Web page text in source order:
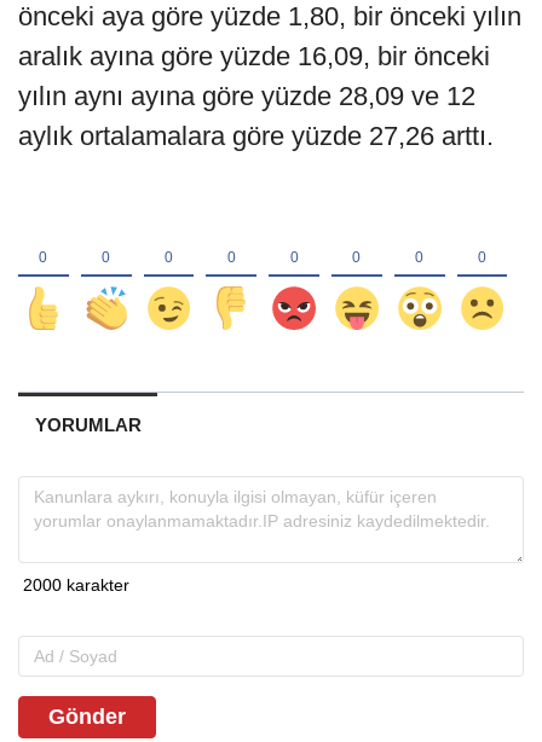
önceki aya göre yüzde 1,80, bir önceki yılın
aralık ayına göre yüzde 16,09, bir önceki
yılın aynı ayına göre yüzde 28,09 ve 12
aylık ortalamalara göre yüzde 27,26 arttı.
YORUMLAR
Gönder